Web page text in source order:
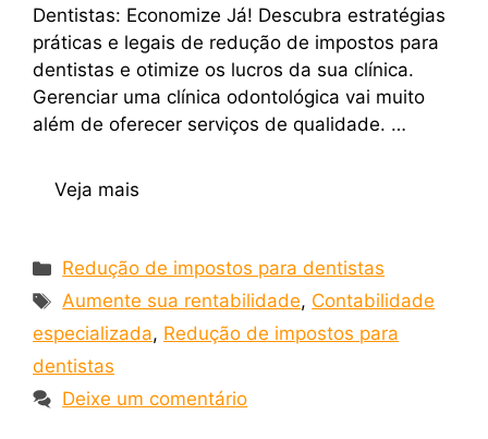
Dentistas: Economize Já! Descubra estratégias
práticas e legais de redução de impostos para
dentistas e otimize os lucros da sua clínica.
Gerenciar uma clínica odontológica vai muito
além de oferecer serviços de qualidade. …
Veja mais
Redução de impostos para dentistas
Aumente sua rentabilidade, Contabilidade
especializada, Redução de impostos para
dentistas
Deixe um comentário